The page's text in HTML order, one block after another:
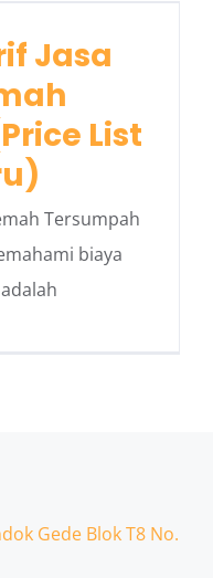
Jasa
List
Tersumpah
biaya
Gede Blok T8 No.